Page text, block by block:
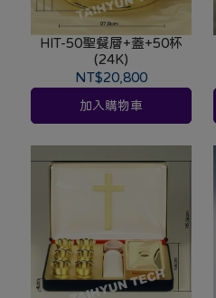
HIT-50聖餐層+蓋+50杯
(24K)
NT$20,800
加入購物車